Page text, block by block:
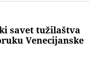
savet tužilaštva
Venecijanske